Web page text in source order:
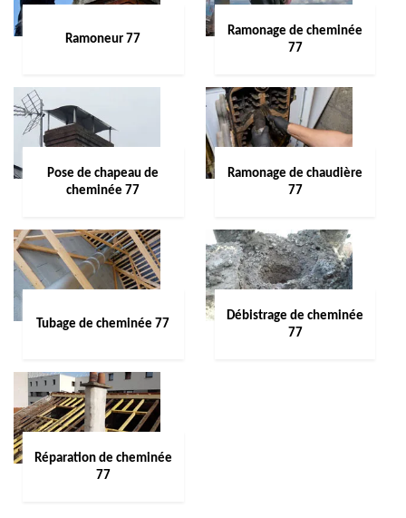
Ramoneur 77
Ramonage de cheminée
77
Pose de chapeau de
cheminée 77
Ramonage de chaudière
77
Tubage de cheminée 77
Débistrage de cheminée
77
Réparation de cheminée
77